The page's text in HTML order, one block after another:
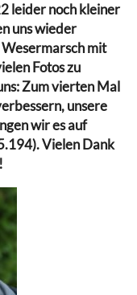
leider noch kleiner
uns wieder
mit
Fotos zu
Zum vierten Mal
unsere
wir es auf
Vielen Dank